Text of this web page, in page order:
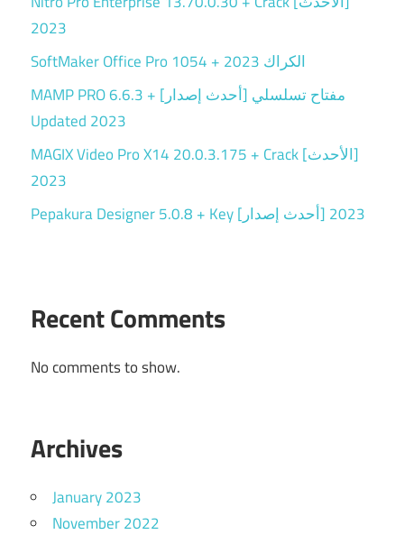
2023
SoftMaker Office Pro 1054 + الكراك 2023
MAMP PRO 6.6.3 + مفتاح تسلسلي [أحدث إصدار]
Updated 2023
MAGIX Video Pro X14 20.0.3.175 + Crack [الأحدث]
2023
Pepakura Designer 5.0.8 + Key [أحدث إصدار] 2023
Recent Comments
No comments to show.
Archives
January 2023
November 2022